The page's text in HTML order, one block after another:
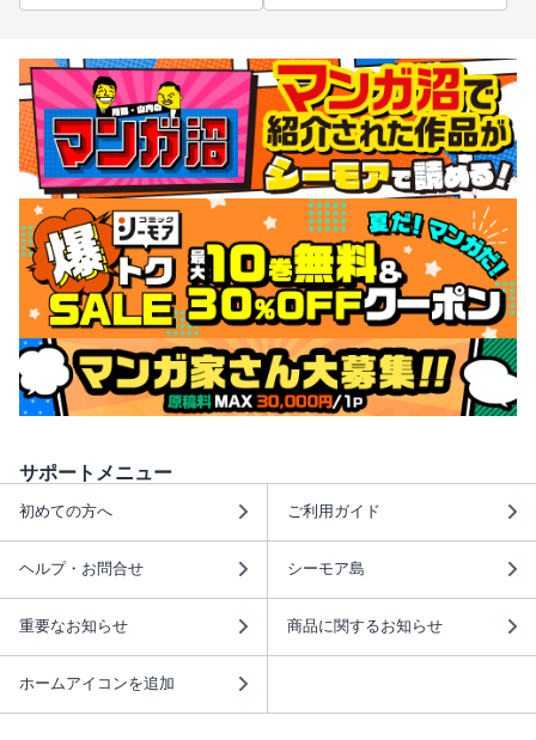
サポートメニュー
初めての方へ ご利用ガイド
ヘルプ・お問合せ シーモア島
重要なお知らせ 商品に関するお知らせ
ホームアイコンを追加